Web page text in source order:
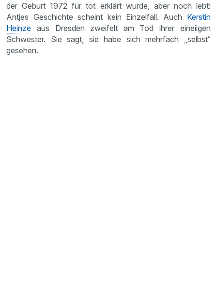
der Geburt 1972 für tot erklärt wurde, aber noch lebt!
Antjes Geschichte scheint kein Einzelfall. Auch Kerstin
Heinze aus Dresden zweifelt am Tod ihrer eineiigen
Schwester. Sie sagt, sie habe sich mehrfach „selbst“
gesehen.